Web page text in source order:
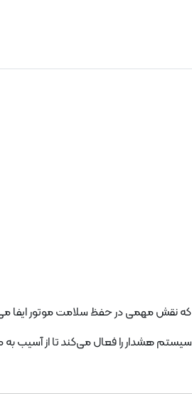
که نقش مهمی در حفظ سلامت موتور ایفا
هشدار را فعال می‌کند تا از آسیب